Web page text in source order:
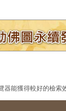
能獲得較好的檢索